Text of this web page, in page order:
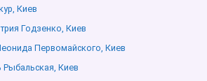
Киев
Годзенко, Киев
Первомайского, Киев
Рыбальская, Киев